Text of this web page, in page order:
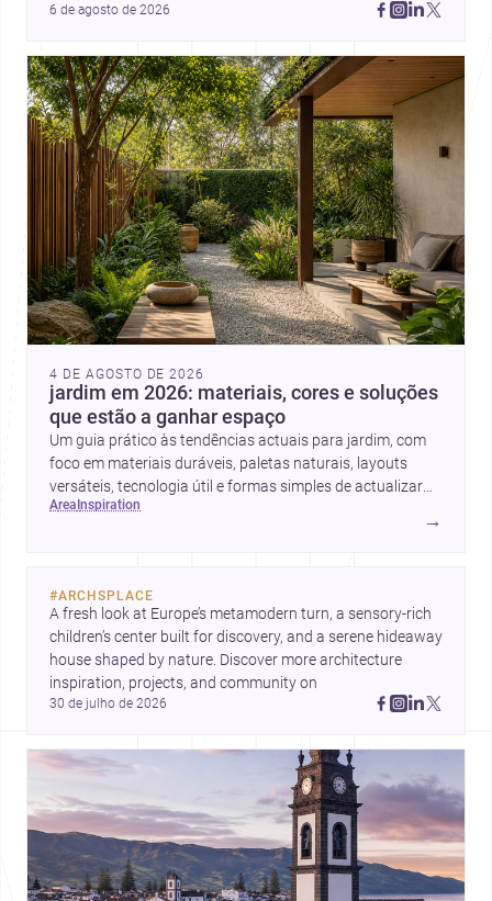
6 de agosto de 2026
4 DE AGOSTO DE 2026
jardim em 2026: materiais, cores e soluções
que estão a ganhar espaço
Um guia prático às tendências actuais para jardim, com
foco em materiais duráveis, paletas naturais, layouts
versáteis, tecnologia útil e formas simples de actualizar
sem obras totais.
area inspiration
→
#ARCHSPLACE
A fresh look at Europe’s metamodern turn, a sensory-rich
children’s center built for discovery, and a serene hideaway
house shaped by nature. Discover more architecture
30 de julho de 2026